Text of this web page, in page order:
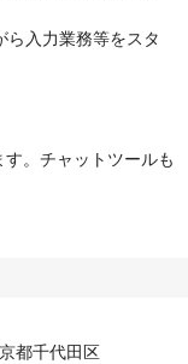
入力業務等をスタ
。チャットツールも
都千代田区